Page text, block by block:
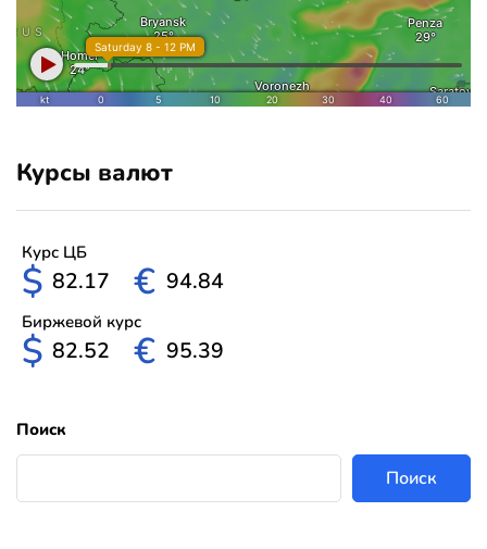
Курсы валют
Курс ЦБ
$ 82.17 € 94.84
Биржевой курс
$ 82.52 € 95.39
Поиск
Поиск